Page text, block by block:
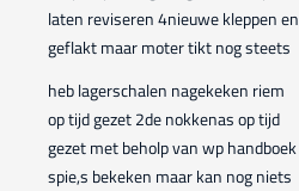
laten reviseren 4nieuwe kleppen en
geflakt maar moter tikt nog steets
heb lagerschalen nagekeken riem
op tijd gezet 2de nokkenas op tijd
gezet met beholp van wp handboek
spie,s bekeken maar kan nog niets